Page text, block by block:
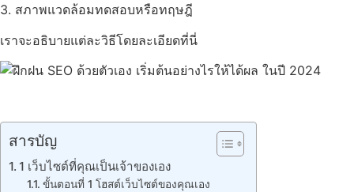
3. สภาพแวดล้อมทดสอบหรือทฤษฎี
เราจะอธิบายแต่ละวิธีโดยละเอียดที่นี่
สารบัญ
1 เว็บไซต์ที่คุณเป็นเจ้าของเอง
ขั้นตอนที่ 1 โฮสต์เว็บไซต์ของคุณเอง